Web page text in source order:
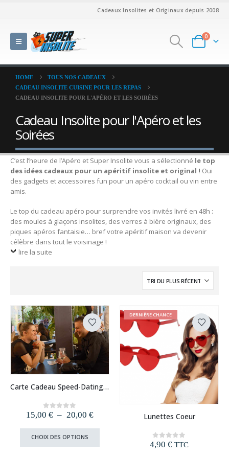
Cadeaux Insolites et Originaux depuis 2008
0
HOME
TOUS NOS CADEAUX
CADEAU INSOLITE CUISINE POUR LES REPAS
CADEAU INSOLITE POUR L'APÉRO ET LES SOIRÉES
Cadeau Insolite pour l'Apéro et les
Soirées
C’est l’heure de l’Apéro et Super Insolite vous a sélectionné le top
des idées cadeaux pour un apéritif insolite et original ! Oui
des gadgets et accessoires fun pour un apéro cocktail ou vin entre
amis.
Le top du cadeau apéro pour surprendre vos invités livré en 48h :
des moules à glaçons insolites, des verres à bière originaux, des
piques apéros fantaisie… bref votre apéritif maison va devenir
célèbre dans tout le voisinage !
lire la suite
produit
plusieurs
variations.
Les
options
peuvent
Carte Cadeau Speed-Dating (Paris, Ile-de-France, Lyon, Lille, Strasbourg, Bordeaux, Nantes, Toulouse)
0 out of 5
15,00€ – 20,00€Plage
prix :
à
CHOIX DES OPTIONS
DERNIÈRE CHANCE
produit
plusieurs
variations.
Lunettes Coeur
0out of 5
4,90 € TTC